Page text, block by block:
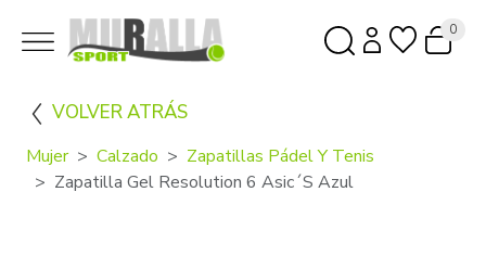
0
VOLVER ATRÁS
Mujer Calzado
Zapatillas Pádel Y Tenis
Zapatilla Gel Resolution 6 Asic´s Azul